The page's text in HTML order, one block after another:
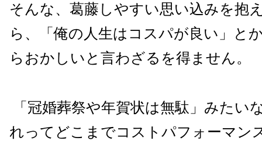
そんな、葛藤しやすい思い込みを抱
ら、「俺の人生はコスパが良い」と
らおかしいと言わざるを得ません。
「冠婚葬祭や年賀状は無駄」みたい
れってどこまでコストパフォーマン